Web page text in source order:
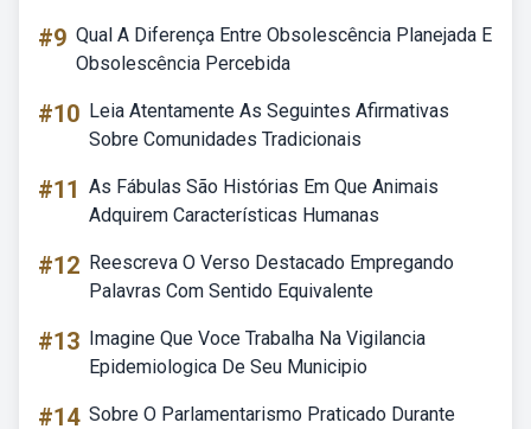
#9 Qual A Diferença Entre Obsolescência Planejada E
Obsolescência Percebida
#10 Leia Atentamente As Seguintes Afirmativas
Sobre Comunidades Tradicionais
#11 As Fábulas São Histórias Em Que Animais
Adquirem Características Humanas
#12 Reescreva O Verso Destacado Empregando
Palavras Com Sentido Equivalente
#13 Imagine Que Voce Trabalha Na Vigilancia
Epidemiologica De Seu Municipio
#14 Sobre O Parlamentarismo Praticado Durante